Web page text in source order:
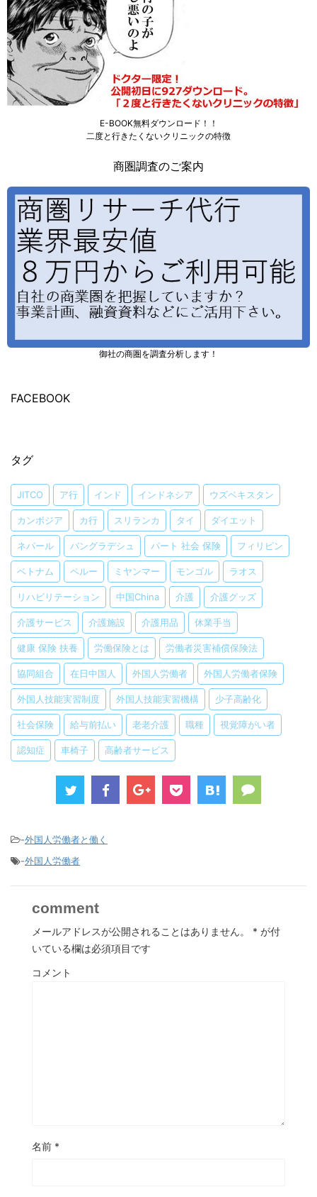
E-BOOK無料ダウンロード！！
二度と行きたくないクリニックの特徴
商圏調査のご案内
御社の商圏を調査分析します！
FACEBOOK
タグ
JITCO ア行 インド インドネシア ウズベキスタン
カンボジア カ行 スリランカ タイ ダイエット
ネパール バングラデシュ パート 社会 保険 フィリピン
ベトナム ペルー ミヤンマー モンゴル ラオス
リハビリテーション 中国China 介護 介護グッズ
介護サービス 介護施設 介護用品 休業手当
健康 保険 扶養 労働保険とは 労働者災害補償保険法
協同組合 在日中国人 外国人労働者 外国人労働者保険
外国人技能実習制度 外国人技能実習機構 少子高齢化
社会保険 給与前払い 老老介護 職種 視覚障がい者
認知症 車椅子 高齢者サービス
-外国人労働者と働く
-外国人労働者
comment
メールアドレスが公開されることはありません。 * が付
いている欄は必須項目です
コメント
名前 *